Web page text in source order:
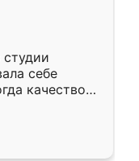
себе
качеством
уже почти